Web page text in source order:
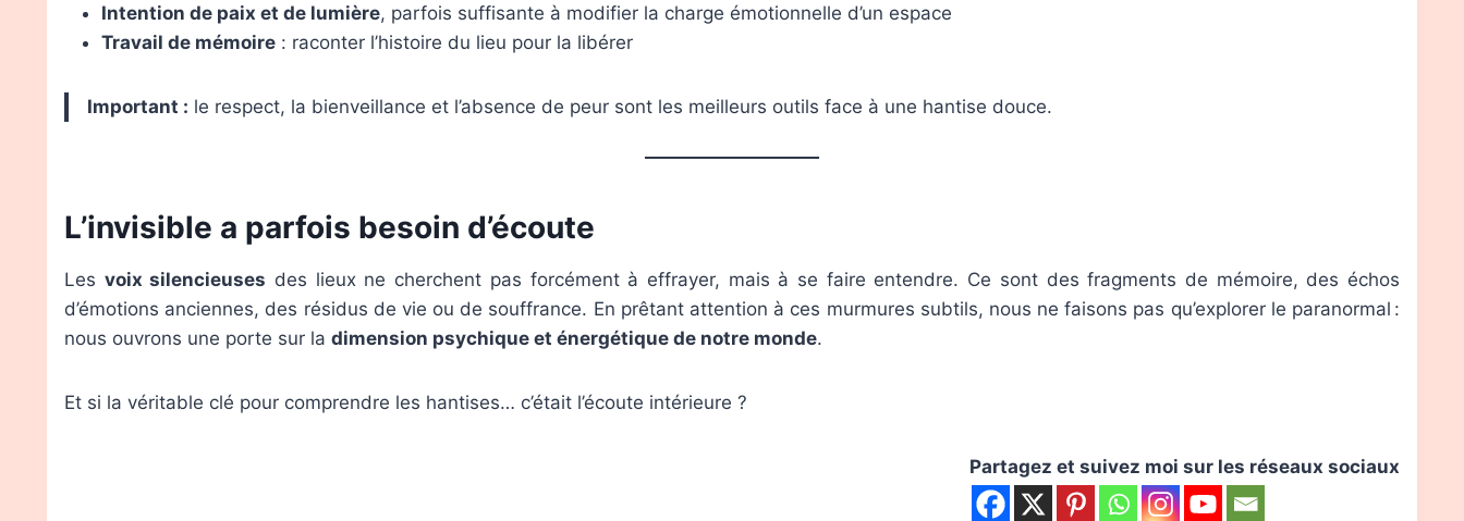
Intention de paix et de lumière, parfois suffisante à modifier la charge émotionnelle d’un espace
Travail de mémoire : raconter l’histoire du lieu pour la libérer
Important : le respect, la bienveillance et l’absence de peur sont les meilleurs outils face à une hantise douce.
L’invisible a parfois besoin d’écoute
Les voix silencieuses des lieux ne cherchent pas forcément à effrayer, mais à se faire entendre. Ce sont des fragments de mémoire, des échos
d’émotions anciennes, des résidus de vie ou de souffrance. En prêtant attention à ces murmures subtils, nous ne faisons pas qu’explorer le paranormal :
nous ouvrons une porte sur la dimension psychique et énergétique de notre monde.
Et si la véritable clé pour comprendre les hantises… c’était l’écoute intérieure ?
Partagez et suivez moi sur les réseaux sociaux